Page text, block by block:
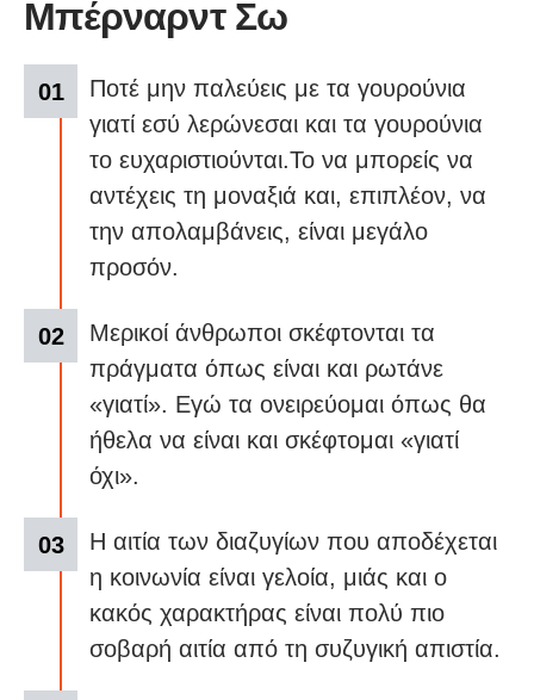
Μπέρναρντ Σω
Ποτέ μην παλεύεις με τα γουρούνια
γιατί εσύ λερώνεσαι και τα γουρούνια
το ευχαριστιούνται.Το να μπορείς να
αντέχεις τη μοναξιά και, επιπλέον, να
την απολαμβάνεις, είναι μεγάλο
προσόν.
Μερικοί άνθρωποι σκέφτονται τα
πράγματα όπως είναι και ρωτάνε
«γιατί». Εγώ τα ονειρεύομαι όπως θα
ήθελα να είναι και σκέφτομαι «γιατί
όχι».
Η αιτία των διαζυγίων που αποδέχεται
η κοινωνία είναι γελοία, μιάς και ο
κακός χαρακτήρας είναι πολύ πιο
σοβαρή αιτία από τη συζυγική απιστία.